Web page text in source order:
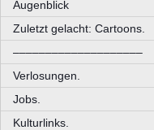
Augenblick
Zuletzt gelacht: Cartoons.
––––––––––––––––––––
Verlosungen.
Jobs.
Kulturlinks.